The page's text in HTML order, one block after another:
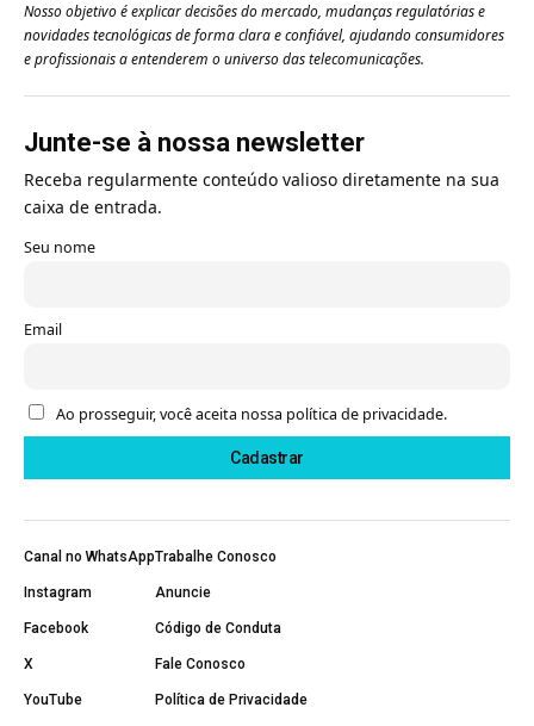
Nosso objetivo é explicar decisões do mercado, mudanças regulatórias e
novidades tecnológicas de forma clara e confiável, ajudando consumidores
e profissionais a entenderem o universo das telecomunicações.
Junte-se à nossa newsletter
Receba regularmente conteúdo valioso diretamente na sua
caixa de entrada.
Seu nome
Email
Ao prosseguir, você aceita nossa política de privacidade.
Canal no WhatsApp
Instagram
Facebook
X
YouTube
Trabalhe Conosco
Anuncie
Código de Conduta
Fale Conosco
Política de Privacidade